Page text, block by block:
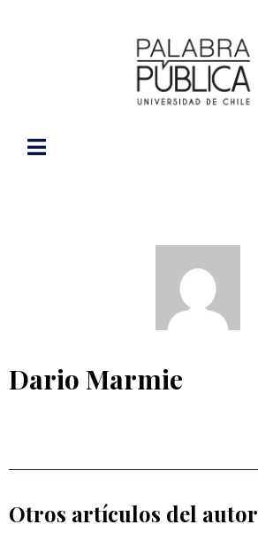
Dario Marmie
Otros artículos del autor